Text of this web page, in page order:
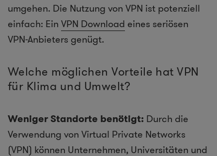
umgehen. Die Nutzung von VPN ist potenziell
einfach: Ein VPN Download eines seriösen
VPN-Anbieters genügt.
Welche möglichen Vorteile hat VPN
für Klima und Umwelt?
Weniger Standorte benötigt: Durch die
Verwendung von Virtual Private Networks
(VPN) können Unternehmen, Universitäten und